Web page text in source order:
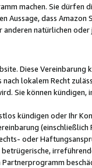
machen. Sie dürfen
Aussage, dass
natürlichen
Diese Vereinbarung
lokalem Recht
Sie können kündigen,
kündigen oder Ihr
oder
Partnerprogramm